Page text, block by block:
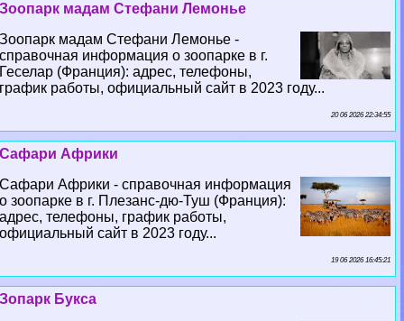
Зоопарк мадам Стефани Лемонье
Зоопарк мадам Стефани Лемонье -
справочная информация о зоопарке в г.
Геселар (Франция): адрес, телефоны,
график работы, официальный сайт в 2023 году...
20 06 2026 22:34:55
Сафари Африки
Сафари Африки - справочная информация
о зоопарке в г. Плезанс-дю-Туш (Франция):
адрес, телефоны, график работы,
официальный сайт в 2023 году...
19 06 2026 16:45:21
Зопарк Букса